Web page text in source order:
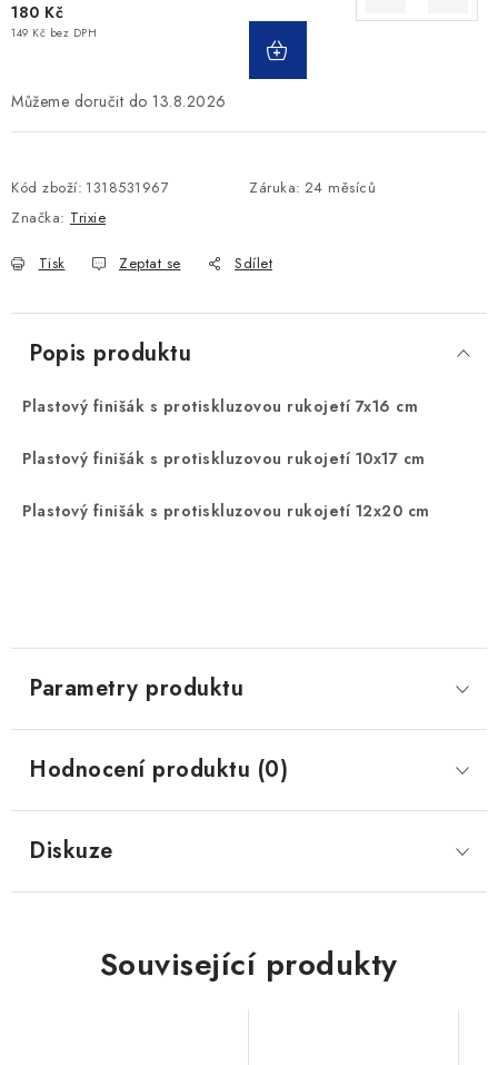
180 Kč
149 Kč bez DPH
13.8.2026
Kód zboží: 1318531967 Záruka: 24 měsíců
Značka: Trixie
Tisk Zeptat se Sdílet
Popis produktu
Plastový finišák s protiskluzovou rukojetí 7x16 cm
Plastový finišák s protiskluzovou rukojetí 10x17 cm
Plastový finišák s protiskluzovou rukojetí 12x20 cm
Parametry produktu
Hodnocení produktu (0)
Diskuze
Související produkty